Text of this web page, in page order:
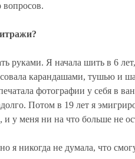
вопросов.
руками. Я начала шить в 6
карандашами, тушью и
фотографии у себя в
Потом в 19 лет я
и у меня ни на что больше не
я никогда не думала, что